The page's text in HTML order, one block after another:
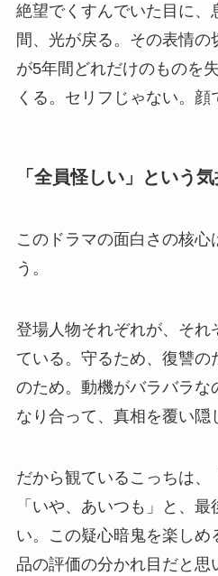
絶望でくすんでいた目に、
間、光が戻る。その表情の
が5年間どれだけのものを
くる。セリフじゃない。顔
「全員怪しい」という
このドラマの面白さの核心
う。
登場人物それぞれが、それ
ている。守るため、復讐の
のため。動機がバラバラな
なり合って、真相を覆い隠
だから観ているこっちは、
「いや、あいつも」と、
い。この疑心暗鬼を楽しめ
品の評価の分かれ目だと思